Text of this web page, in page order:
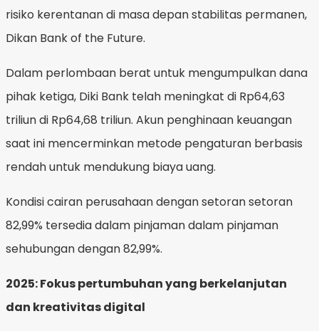
risiko kerentanan di masa depan stabilitas permanen,
Dikan Bank of the Future.
Dalam perlombaan berat untuk mengumpulkan dana
pihak ketiga, Diki Bank telah meningkat di Rp64,63
triliun di Rp64,68 triliun. Akun penghinaan keuangan
saat ini mencerminkan metode pengaturan berbasis
rendah untuk mendukung biaya uang.
Kondisi cairan perusahaan dengan setoran setoran
82,99% tersedia dalam pinjaman dalam pinjaman
sehubungan dengan 82,99%.
2025: Fokus pertumbuhan yang berkelanjutan
dan kreativitas digital